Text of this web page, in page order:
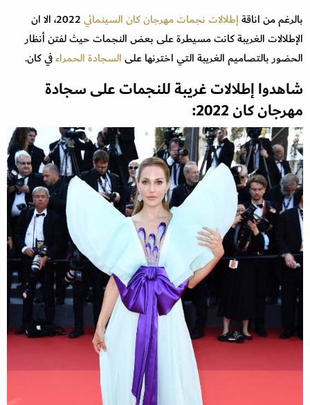
بالرغم من اناقةإطلالات نجماتمهرجان كان السينمائي
2022، الا ان
الإطلالات الغريبة كانت مسيطرة على بعض النجمات حيث لفتن أنظار
الحضور بالتصاميم الغريبة التي اخترنها علىالسجادة الحمراءفي كان.
شاهدوا إطلالات غريبة للنجمات على سجادة
مهرجان كان 2022: